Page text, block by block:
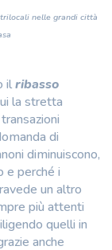
nelle grandi città
ilribasso
la stretta
di
diminuiscono,
e perché i
un altro
più attenti
quelli in
anche